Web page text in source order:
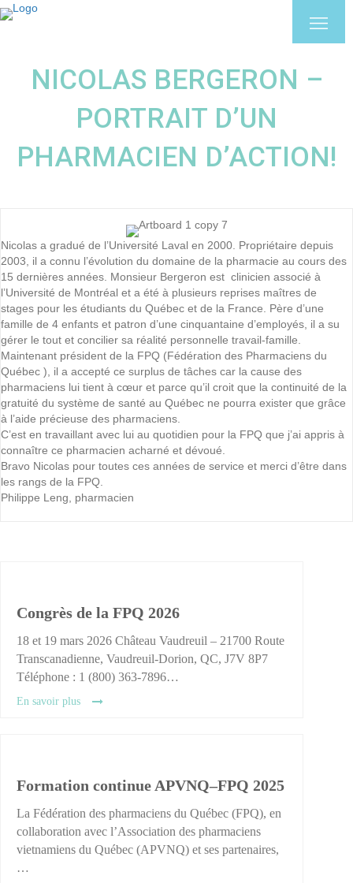
NICOLAS BERGERON –
PORTRAIT D’UN
PHARMACIEN D’ACTION!
Nicolas a gradué de l’Université Laval en 2000. Propriétaire depuis
2003, il a connu l’évolution du domaine de la pharmacie au cours des
15 dernières années. Monsieur Bergeron est clinicien associé à
l’Université de Montréal et a été à plusieurs reprises maîtres de
stages pour les étudiants du Québec et de la France. Père d’une
famille de 4 enfants et patron d’une cinquantaine d’employés, il a su
gérer le tout et concilier sa réalité personnelle travail-famille.
Maintenant président de la FPQ (Fédération des Pharmaciens du
Québec ), il a accepté ce surplus de tâches car la cause des
pharmaciens lui tient à cœur et parce qu’il croit que la continuité de la
gratuité du système de santé au Québec ne pourra exister que grâce
à l’aide précieuse des pharmaciens.
C’est en travaillant avec lui au quotidien pour la FPQ que j’ai appris à
connaître ce pharmacien acharné et dévoué.
Bravo Nicolas pour toutes ces années de service et merci d’être dans
les rangs de la FPQ.
Philippe Leng, pharmacien
Congrès de la FPQ 2026
18 et 19 mars 2026 Château Vaudreuil – 21700 Route
Transcanadienne, Vaudreuil-Dorion, QC, J7V 8P7
Téléphone : 1 (800) 363-7896…
En savoir plus
Formation continue APVNQ–FPQ 2025
La Fédération des pharmaciens du Québec (FPQ), en
collaboration avec l’Association des pharmaciens
vietnamiens du Québec (APVNQ) et ses partenaires,
…